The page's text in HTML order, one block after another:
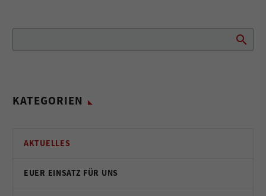
KATEGORIEN
AKTUELLES
EUER EINSATZ FÜR UNS